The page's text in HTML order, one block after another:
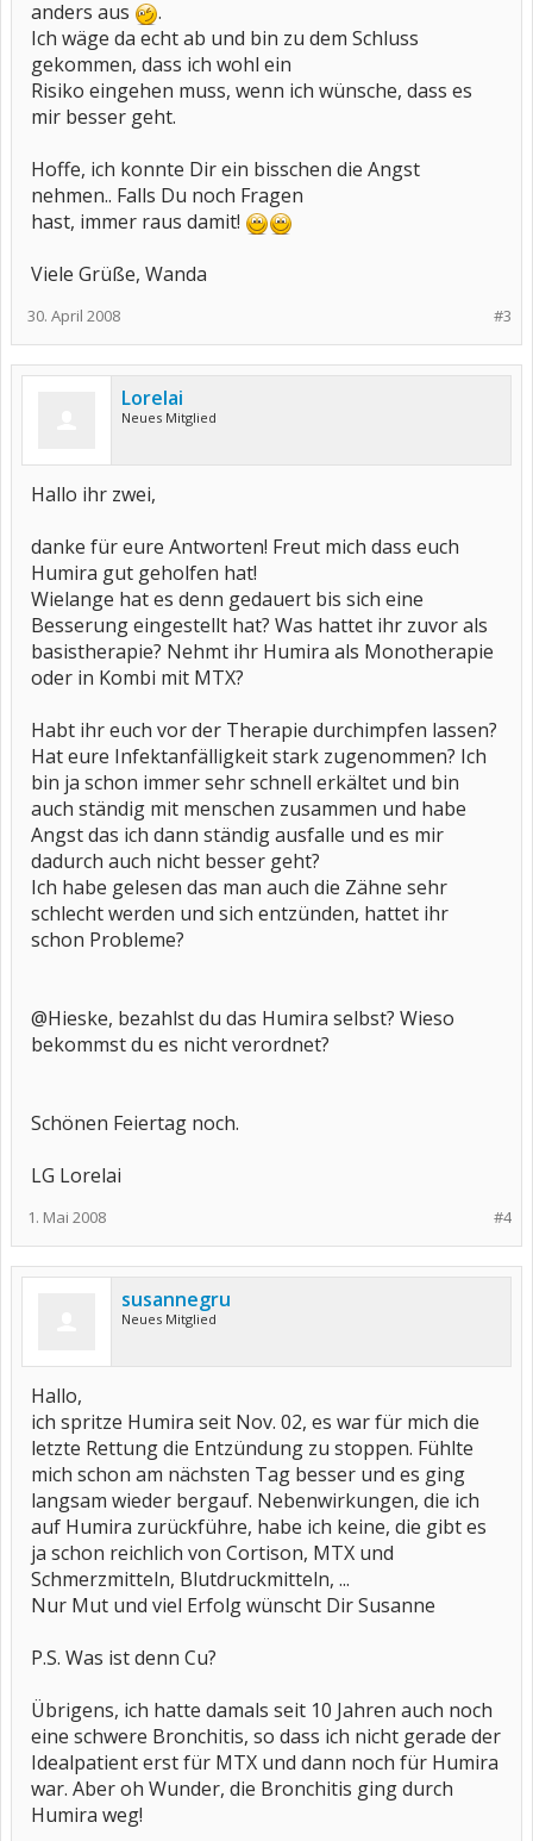
anders aus
.
Ich wäge da echt ab und bin zu dem Schluss
gekommen, dass ich wohl ein
Risiko eingehen muss, wenn ich wünsche, dass es
mir besser geht.
Hoffe, ich konnte Dir ein bisschen die Angst
nehmen.. Falls Du noch Fragen
hast, immer raus damit!
Viele Grüße, Wanda
#3
30. April 2008
Lorelai
Neues Mitglied
Hallo ihr zwei,
danke für eure Antworten! Freut mich dass euch
Humira gut geholfen hat!
Wielange hat es denn gedauert bis sich eine
Besserung eingestellt hat? Was hattet ihr zuvor als
basistherapie? Nehmt ihr Humira als Monotherapie
oder in Kombi mit MTX?
Habt ihr euch vor der Therapie durchimpfen lassen?
Hat eure Infektanfälligkeit stark zugenommen? Ich
bin ja schon immer sehr schnell erkältet und bin
auch ständig mit menschen zusammen und habe
Angst das ich dann ständig ausfalle und es mir
dadurch auch nicht besser geht?
Ich habe gelesen das man auch die Zähne sehr
schlecht werden und sich entzünden, hattet ihr
schon Probleme?
@Hieske, bezahlst du das Humira selbst? Wieso
bekommst du es nicht verordnet?
Schönen Feiertag noch.
LG Lorelai
#4
1. Mai 2008
susannegru
Neues Mitglied
Hallo,
ich spritze Humira seit Nov. 02, es war für mich die
letzte Rettung die Entzündung zu stoppen. Fühlte
mich schon am nächsten Tag besser und es ging
langsam wieder bergauf. Nebenwirkungen, die ich
auf Humira zurückführe, habe ich keine, die gibt es
ja schon reichlich von Cortison, MTX und
Schmerzmitteln, Blutdruckmitteln, ...
Nur Mut und viel Erfolg wünscht Dir Susanne
P.S. Was ist denn Cu?
Übrigens, ich hatte damals seit 10 Jahren auch noch
eine schwere Bronchitis, so dass ich nicht gerade der
Idealpatient erst für MTX und dann noch für Humira
war. Aber oh Wunder, die Bronchitis ging durch
Humira weg!